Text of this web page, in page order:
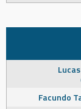
Facundo